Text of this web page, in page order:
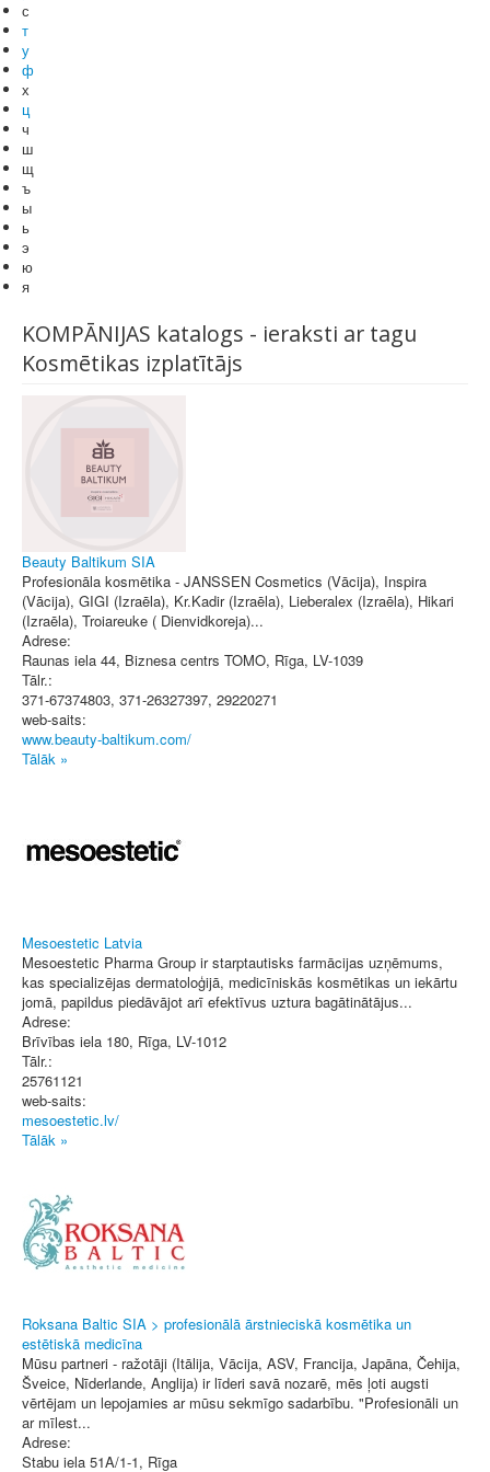
с
т
у
ф
х
ц
ч
ш
щ
ъ
ы
ь
э
ю
я
KOMPĀNIJAS katalogs - ieraksti ar tagu
Kosmētikas izplatītājs
Beauty Baltikum SIA
Profesionāla kosmētika - JANSSEN Cosmetics (Vācija), Inspira
(Vācija), GIGI (Izraēla), Kr.Kadir (Izraēla), Lieberalex (Izraēla), Hikari
(Izraēla), Troiareuke ( Dienvidkoreja)...
Adrese:
Raunas iela 44, Biznesa centrs TOMO, Rīga, LV-1039
Tālr.:
371-67374803, 371-26327397, 29220271
web-saits:
www.beauty-baltikum.com/
Tālāk »
Mesoestetic Latvia
Mesoestetic Pharma Group ir starptautisks farmācijas uzņēmums,
kas specializējas dermatoloģijā, medicīniskās kosmētikas un iekārtu
jomā, papildus piedāvājot arī efektīvus uztura bagātinātājus...
Adrese:
Brīvības iela 180, Rīga, LV-1012
Tālr.:
25761121
web-saits:
mesoestetic.lv/
Tālāk »
Roksana Baltic SIA > profesionālā ārstnieciskā kosmētika un
estētiskā medicīna
Mūsu partneri - ražotāji (Itālija, Vācija, ASV, Francija, Japāna, Čehija,
Šveice, Nīderlande, Anglija) ir līderi savā nozarē, mēs ļoti augsti
vērtējam un lepojamies ar mūsu sekmīgo sadarbību. "Profesionāli un
ar mīlest...
Adrese:
Stabu iela 51A/1-1, Rīga